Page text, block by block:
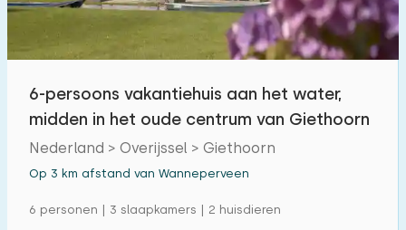
6-persoons vakantiehuis aan het water,
midden in het oude centrum van Giethoorn
Nederland > Overijssel > Giethoorn
Op 3 km afstand van Wanneperveen
6 personen | 3 slaapkamers | 2 huisdieren